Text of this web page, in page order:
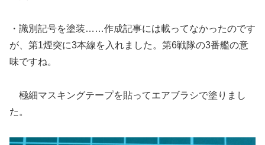
・識別記号を塗装……作成記事には載ってなかったのです
が、第1煙突に3本線を入れました。第6戦隊の3番艦の意
味ですね。
極細マスキングテープを貼ってエアブラシで塗りまし
た。